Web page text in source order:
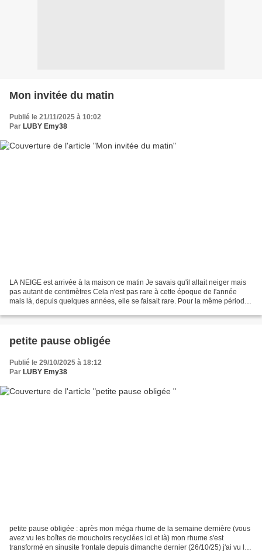
Mon invitée du matin
Publié le 21/11/2025 à 10:02
Par LUBY Emy38
LA NEIGE est arrivée à la maison ce matin Je savais qu'il allait neiger mais
pas autant de centimètres Cela n'est pas rare à cette époque de l'année
mais là, depuis quelques années, elle se faisait rare. Pour la même période,
petite pause obligée
Publié le 29/10/2025 à 18:12
Par LUBY Emy38
petite pause obligée : après mon méga rhume de la semaine dernière (vous
avez vu les boîtes de mouchoirs recyclées ici et là) mon rhume s'est
transformé en sinusite frontale depuis dimanche dernier (26/10/25) j'ai vu le